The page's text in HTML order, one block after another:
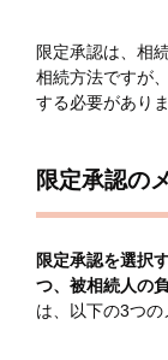
限定承認は、相
相続方法ですが
する必要がありま
限定承認の
限定承認を選択
つ、被相続人の
は、以下の3つの